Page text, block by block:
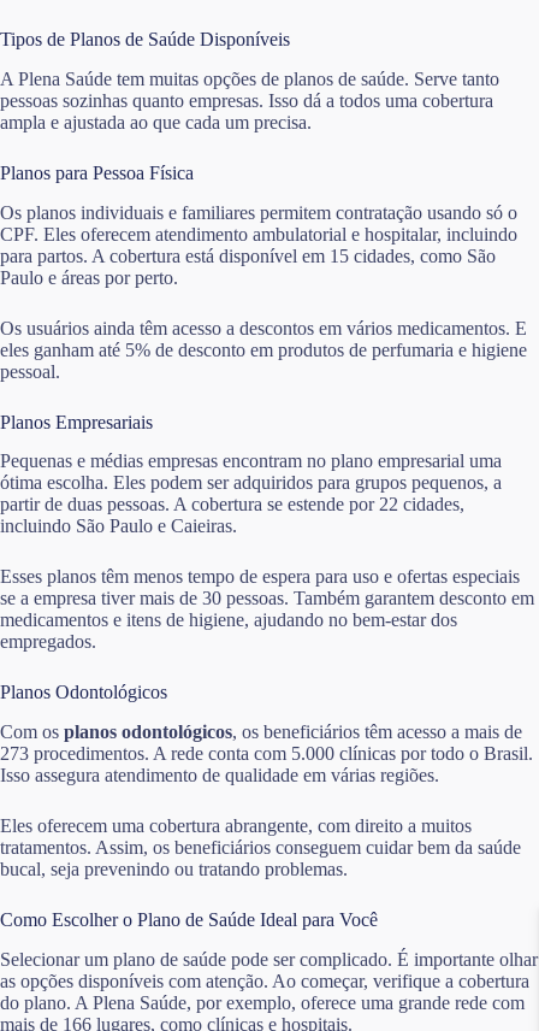
Tipos de Planos de Saúde Disponíveis
A Plena Saúde tem muitas opções de planos de saúde. Serve tanto
pessoas sozinhas quanto empresas. Isso dá a todos uma cobertura
ampla e ajustada ao que cada um precisa.
Planos para Pessoa Física
Os planos individuais e familiares permitem contratação usando só o
CPF. Eles oferecem atendimento ambulatorial e hospitalar, incluindo
para partos. A cobertura está disponível em 15 cidades, como São
Paulo e áreas por perto.
Os usuários ainda têm acesso a descontos em vários medicamentos. E
eles ganham até 5% de desconto em produtos de perfumaria e higiene
pessoal.
Planos Empresariais
Pequenas e médias empresas encontram no plano empresarial uma
ótima escolha. Eles podem ser adquiridos para grupos pequenos, a
partir de duas pessoas. A cobertura se estende por 22 cidades,
incluindo São Paulo e Caieiras.
Esses planos têm menos tempo de espera para uso e ofertas especiais
se a empresa tiver mais de 30 pessoas. Também garantem desconto em
medicamentos e itens de higiene, ajudando no bem-estar dos
empregados.
Planos Odontológicos
Com os planos odontológicos, os beneficiários têm acesso a mais de
273 procedimentos. A rede conta com 5.000 clínicas por todo o Brasil.
Isso assegura atendimento de qualidade em várias regiões.
Eles oferecem uma cobertura abrangente, com direito a muitos
tratamentos. Assim, os beneficiários conseguem cuidar bem da saúde
bucal, seja prevenindo ou tratando problemas.
Como Escolher o Plano de Saúde Ideal para Você
Selecionar um plano de saúde pode ser complicado. É importante olhar
as opções disponíveis com atenção. Ao começar, verifique a cobertura
do plano. A Plena Saúde, por exemplo, oferece uma grande rede com
mais de 166 lugares, como clínicas e hospitais.